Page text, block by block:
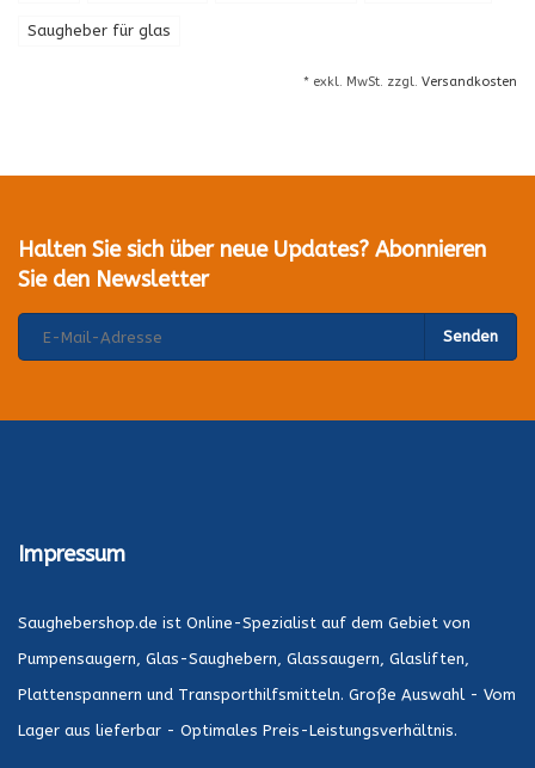
Saugheber für glas
* exkl. MwSt. zzgl. Versandkosten
Halten Sie sich über neue Updates? Abonnieren
Sie den Newsletter
Senden
Impressum
Saughebershop.de ist Online-Spezialist auf dem Gebiet von
Pumpensaugern, Glas-Saughebern, Glassaugern, Glasliften,
Plattenspannern und Transporthilfsmitteln. Große Auswahl - Vom
Lager aus lieferbar - Optimales Preis-Leistungsverhältnis.